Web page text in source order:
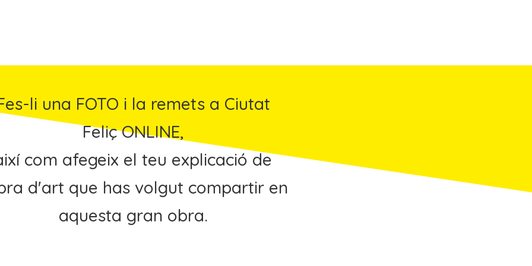
li una FOTO i la remets a Ciutat
Feliç ONLINE,
com afegeix el teu explicació de
d'art que has volgut compartir en
aquesta gran obra.